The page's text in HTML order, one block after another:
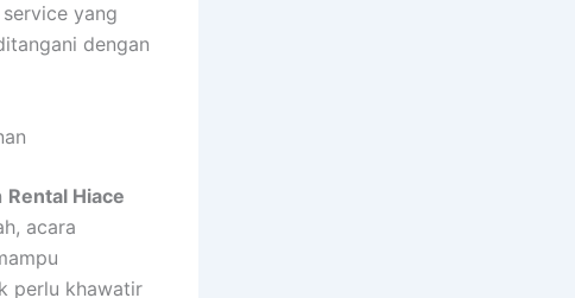
yang
dengan
Rental Hiace
acara
perlu khawatir